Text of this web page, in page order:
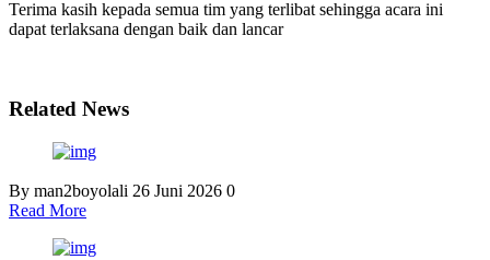
Terima kasih kepada semua tim yang terlibat sehingga acara ini
dapat terlaksana dengan baik dan lancar
Related News
By man2boyolali 26 Juni 2026 0
Read More